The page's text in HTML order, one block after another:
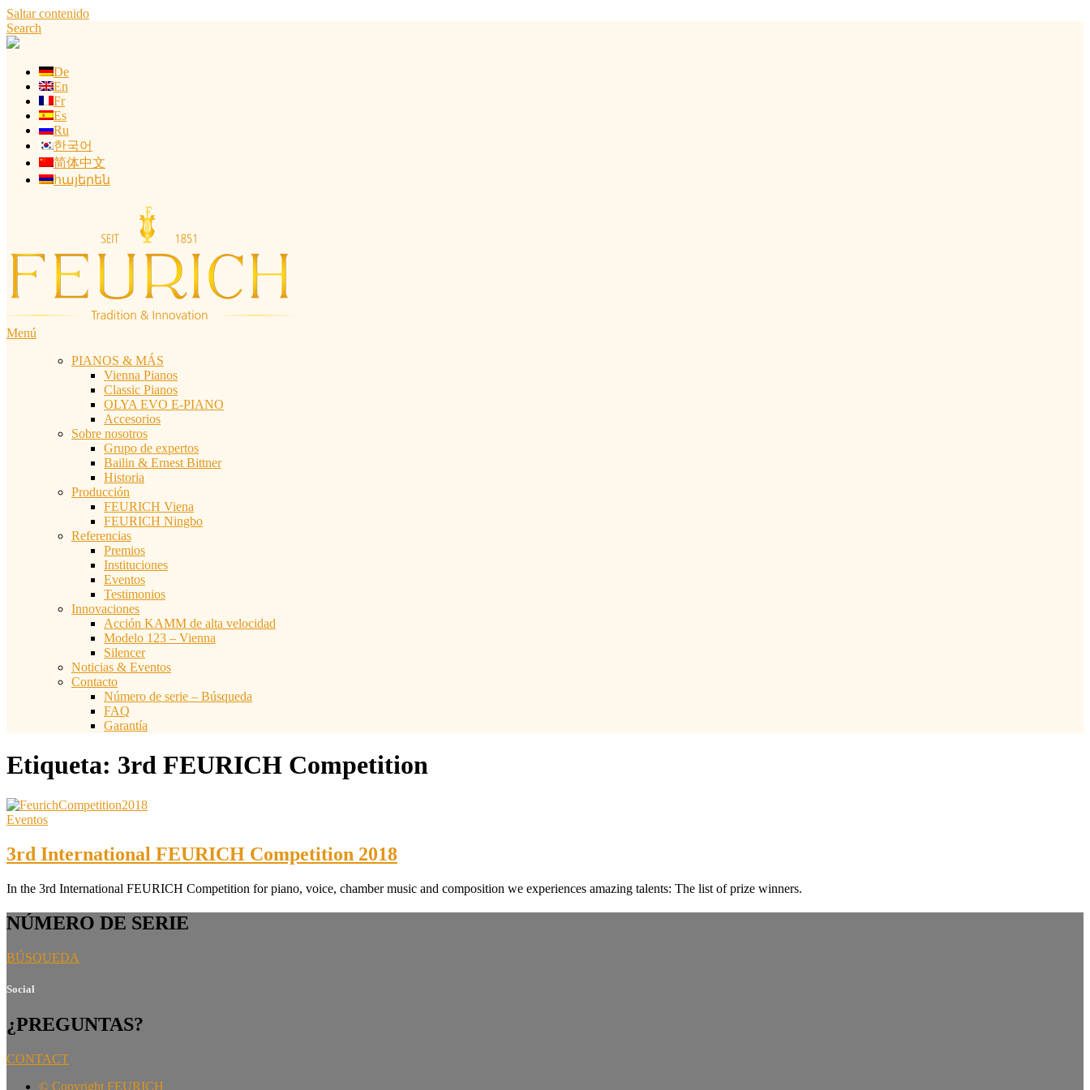
Saltar contenido
Search
De
En
Fr
Es
Ru
한국어
简体中文
հայերեն
Menú
PIANOS & MÁS
Vienna Pianos
Classic Pianos
OLYA EVO E-PIANO
Accesorios
Sobre nosotros
Grupo de expertos
Bailin & Ernest Bittner
Historia
Producción
FEURICH Viena
FEURICH Ningbo
Referencias
Premios
Instituciones
Eventos
Testimonios
Innovaciones
Acción KAMM de alta velocidad
Modelo 123 – Vienna
Silencer
Noticias & Eventos
Contacto
Número de serie – Búsqueda
FAQ
Garantía
Etiqueta: 3rd FEURICH Competition
Eventos
3rd International FEURICH Competition 2018
In the 3rd International FEURICH Competition for piano, voice, chamber music and composition we experiences amazing talents: The list of prize winners.
NÚMERO DE SERIE
BÚSQUEDA
Social
¿PREGUNTAS?
CONTACT
© Copyright FEURICH